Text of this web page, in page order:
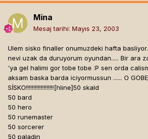
Mina
Mesaj tarihi: Mayıs 23, 2003
Ulem sisko finaller onumuzdeki hafta
nevi uzak da duruyorum oyundan..... Bir ara
'ya gel halimi gor tobe tobe :P sen orda
aksam baska barda iciyormussun ...... O
SİSKO!!!!!!!!!!!!!!!!!!![hline]50 skald
50 bard
50 hero
50 runemaster
50 sorcerer
50 paladin